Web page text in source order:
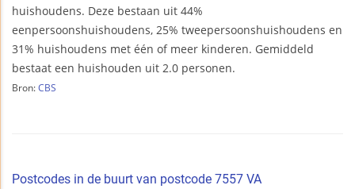
huishoudens. Deze bestaan uit 44%
eenpersoonshuishoudens, 25% tweepersoonshuishoudens en
31% huishoudens met één of meer kinderen. Gemiddeld
bestaat een huishouden uit 2.0 personen.
Bron: CBS
Postcodes in de buurt van postcode 7557 VA